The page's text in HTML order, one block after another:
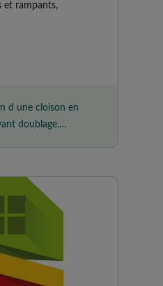
et rampants,
d une cloison en
doublage.
travail.
très propre.
avec eux et
avec Mr
toute l équipe
Je recommande à